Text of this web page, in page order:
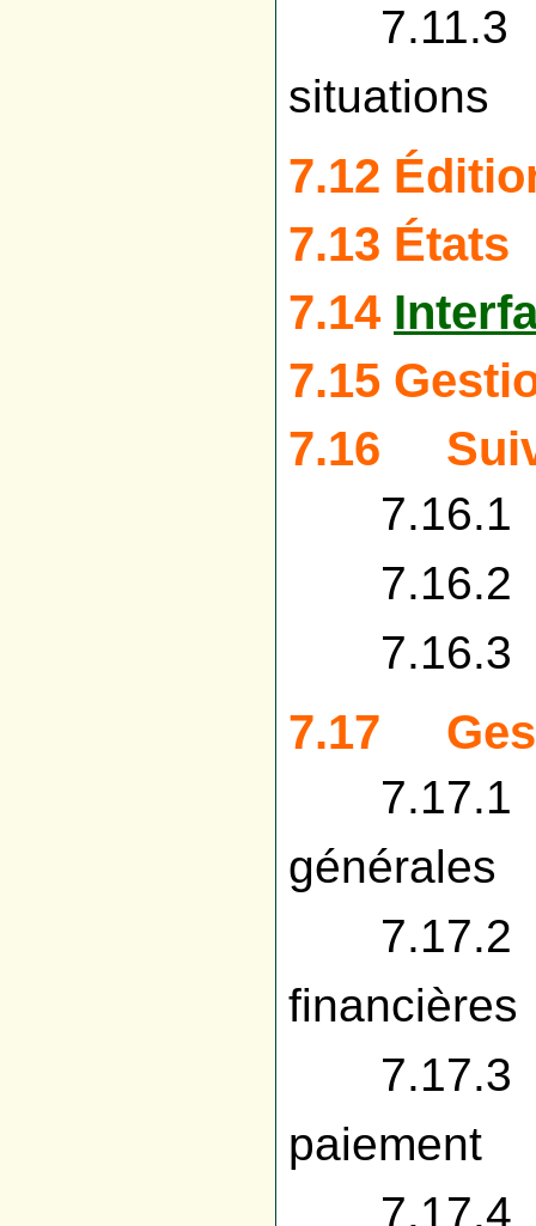
7.11.3
situations
7.12
7.13 États
7.14
7.15
7.16
7.16.1
7.16.2
7.16.3
7.17
7.17.1
générales
7.17.2
financières
7.17.3
paiement
7.17.4